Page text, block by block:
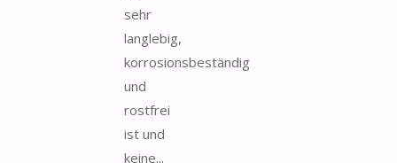
sehr
langlebig,
korrosionsbeständig
und
rostfrei
ist und
keine...